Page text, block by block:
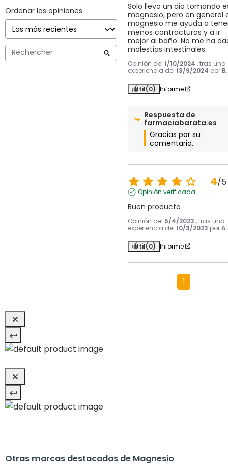
Ordenar las opiniones
Solo llevo un dia tomando
magnesio, pero en general
magnesio me ayuda a
menos contracturas y a ir
mejor al baño. No me ha
molestias intestinales.
Opinión del 1/10/2024 , tras una
experiencia del 13/9/2024 por
Útil(0) Informe
Respuesta de
farmaciabarata.es
Gracias por su
comentario.
4/5
Opinión verificada
Buen producto
Opinión del 5/4/2023 , tras una
experiencia del 10/3/2023 por
Útil(0) Informe
1
Otras marcas destacadas de Magnesio